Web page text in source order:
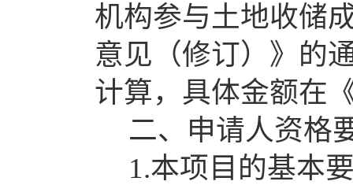
机构参与土地收储
意见（修订）》的
计算，具体金额在
二、申请人资格
1.本项目的基本